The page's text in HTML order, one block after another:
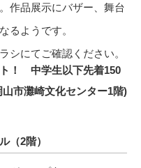
作品展示にバザー、舞台
るようです。
シにてご確認ください。
！ 中学生以下先着150
市灘崎文化センター1階)
（2階）